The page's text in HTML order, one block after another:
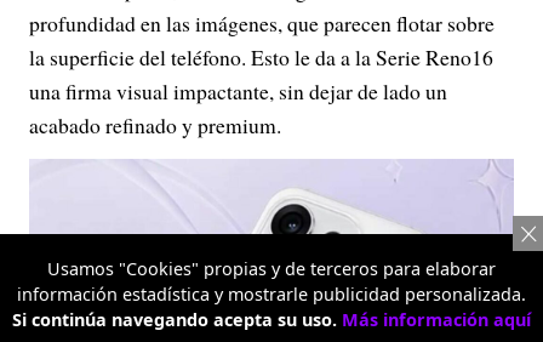
profundidad en las imágenes, que parecen flotar sobre
la superficie del teléfono. Esto le da a la Serie Reno16
una firma visual impactante, sin dejar de lado un
acabado refinado y premium.
Usamos "Cookies" propias y de terceros para elaborar
información estadística y mostrarle publicidad personalizada.
Si continúa navegando acepta su uso. Más información aquí